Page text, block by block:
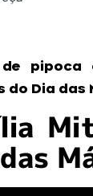
de pipoca
Dia das